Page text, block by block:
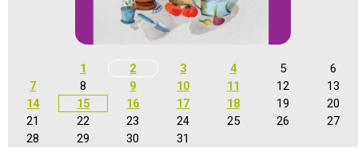
1 2 3 4 5
6
7
8 9 10 11 12
13
14
15 16 17 18 19
20
21
22 23 24 25 26
27
28
29 30 31